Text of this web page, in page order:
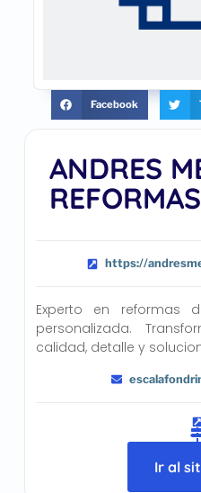
ANDRES
REFORMAS
https://
Experto en reformas
personalizada.
calidad, detalle y
Ir al
Facebook